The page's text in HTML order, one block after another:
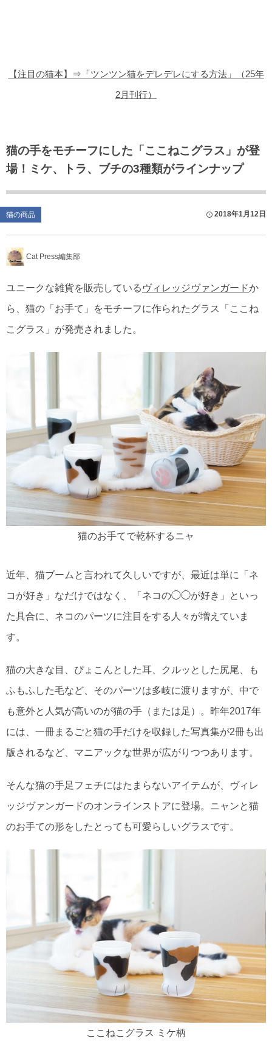
【注目の猫本】⇒「ツンツン猫をデレデレにする方法」（25年
2月刊行）
猫の手をモチーフにした「ここねこグラス」が登
場！ミケ、トラ、ブチの3種類がラインナップ
猫の商品 2018年1月12日
Cat Press編集部
ユニークな雑貨を販売している ヴィレッジヴァンガードか
ら、猫の「お手て」をモチーフに作られたグラス「ここね
こグラス」が発売されました。
猫のお手てで乾杯するニャ
近年、猫ブームと言われて久しいですが、最近は単に「ネ
コが好き」なだけではなく、「ネコの◯◯が好き」といっ
た具合に、ネコのパーツに注目をする人々が増えていま
す。
猫の大きな目、ぴょこんとした耳、クルッとした尻尾、も
ふもふした毛など、そのパーツは多岐に渡りますが、中で
も意外と人気が高いのが猫の手（または足）。昨年2017年
には、一冊まるごと猫の手だけを収録した写真集が2冊も出
版されるなど、マニアックな世界が広がりつつあります。
そんな猫の手足フェチにはたまらないアイテムが、ヴィレ
ッジヴァンガードのオンラインストアに登場。ニャンと猫
のお手ての形をしたとっても可愛らしいグラスです。
ここねこグラス ミケ柄
猫のゲーム・アプリ
猫のフリー写真素材